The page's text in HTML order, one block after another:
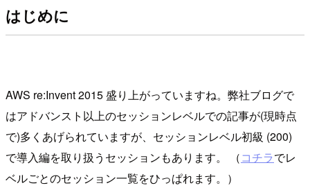
はじめに
AWS re:Invent 2015 盛り上がっていますね。弊社ブログで
はアドバンスト以上のセッションレベルでの記事が(現時点
で)多くあげられていますが、セッションレベル初級 (200)
で導入編を取り扱うセッションもあります。 （コチラでレ
ベルごとのセッション一覧をひっぱれます。）